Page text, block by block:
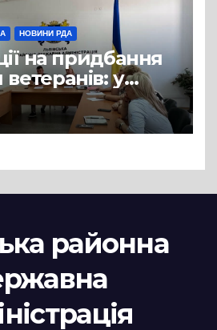
НОВИНИ РДА
на придбання
у
РДА розглянули
районна